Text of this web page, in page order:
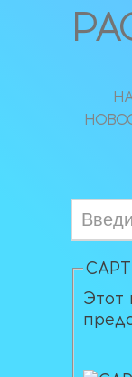
Этот